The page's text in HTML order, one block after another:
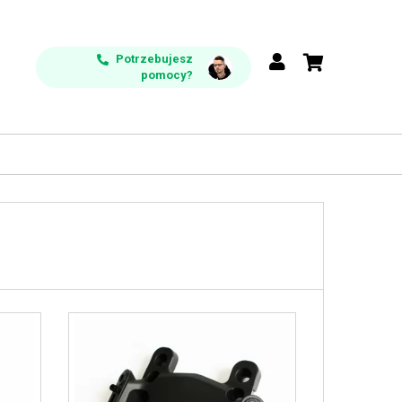
Potrzebujesz
pomocy?